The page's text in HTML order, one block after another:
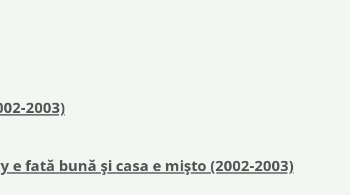
2003)
e fată bună și casa e mișto (2002-2003)